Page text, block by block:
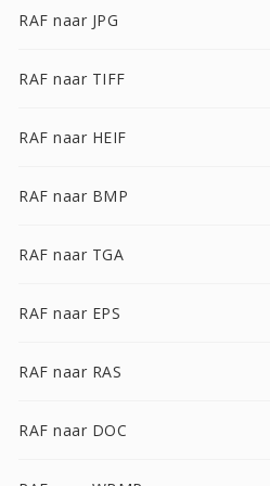
RAF naar JPG
RAF naar TIFF
RAF naar HEIF
RAF naar BMP
RAF naar TGA
RAF naar EPS
RAF naar RAS
RAF naar DOC